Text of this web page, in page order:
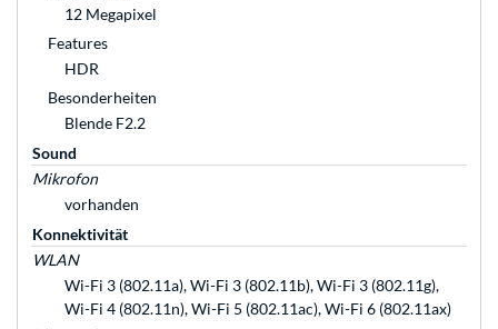
12 Megapixel
Features
HDR
Besonderheiten
Blende F2.2
Sound
Mikrofon
vorhanden
Konnektivität
WLAN
Wi-Fi 3 (802.11a), Wi-Fi 3 (802.11b), Wi-Fi 3 (802.11g),
Wi-Fi 4 (802.11n), Wi-Fi 5 (802.11ac), Wi-Fi 6 (802.11ax)